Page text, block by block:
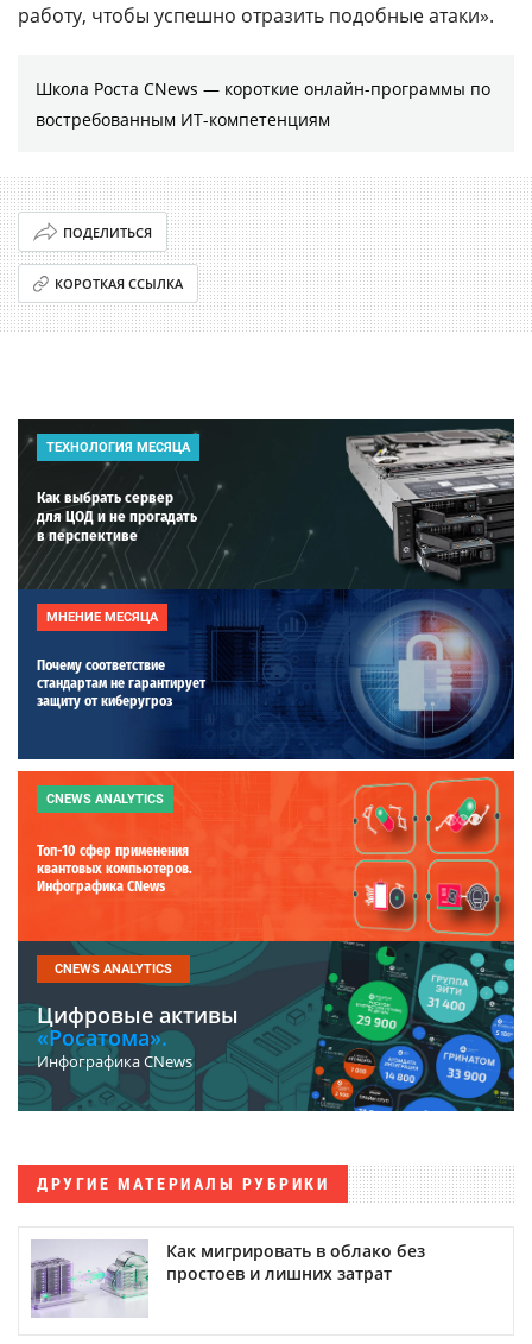
работу, чтобы успешно отразить подобные атаки».
Школа Роста CNews — короткие онлайн-программы по
востребованным ИТ-компетенциям
ПОДЕЛИТЬСЯ
КОРОТКАЯ ССЫЛКА
ТЕХНОЛОГИЯ МЕСЯЦА
Как выбрать сервер
для ЦОД и не прогадать
в перспективе
МНЕНИЕ МЕСЯЦА
Почему соответствие
стандартам не гарантирует
защиту от киберугроз
CNEWS ANALYTICS
Топ-10 сфер применения
квантовых компьютеров.
Инфографика CNews
CNEWS ANALYTICS
Цифровые активы
«Росатома».
Инфографика CNews
ДРУГИЕ МАТЕРИАЛЫ РУБРИКИ
Как мигрировать в облако без
простоев и лишних затрат